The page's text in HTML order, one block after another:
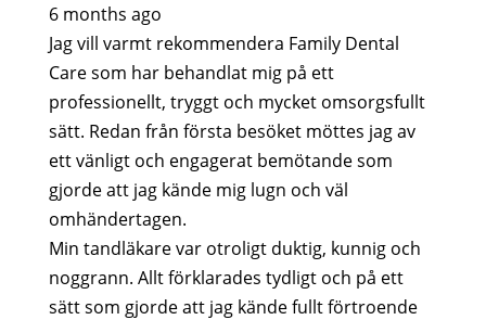
6 months ago
Jag vill varmt rekommendera Family Dental
Care som har behandlat mig på ett
professionellt, tryggt och mycket omsorgsfullt
sätt. Redan från första besöket möttes jag av
ett vänligt och engagerat bemötande som
gjorde att jag kände mig lugn och väl
omhändertagen.
Min tandläkare var otroligt duktig, kunnig och
noggrann. Allt förklarades tydligt och på ett
sätt som gjorde att jag kände fullt förtroende